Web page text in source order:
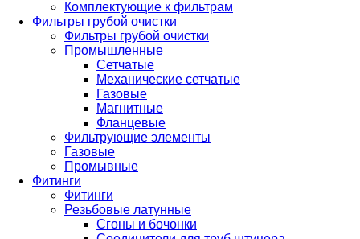
Комплектующие к фильтрам
Фильтры грубой очистки
Фильтры грубой очистки
Промышленные
Сетчатые
Механические сетчатые
Газовые
Магнитные
Фланцевые
Фильтрующие элементы
Газовые
Промывные
Фитинги
Фитинги
Резьбовые латунные
Сгоны и бочонки